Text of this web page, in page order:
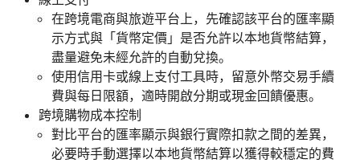
在跨境電商與旅遊平台上，先確認該平台的匯率顯
示方式與「貨幣定價」是否允許以本地貨幣結算，
盡量避免未經允許的自動兌換。
使用信用卡或線上支付工具時，留意外幣交易手續
費與每日限額，適時開啟分期或現金回饋優惠。
跨境購物成本控制
對比平台的匯率顯示與銀行實際扣款之間的差異，
必要時手動選擇以本地貨幣結算以獲得較穩定的費